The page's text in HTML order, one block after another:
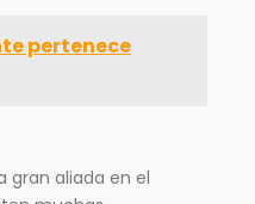
pertenece
gran aliada en el